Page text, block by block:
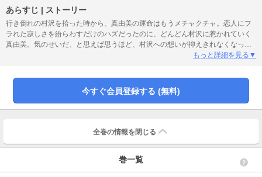
あらすじ | ストーリー
行き倒れの村沢を拾った時から、真由美の運命はもうメチャクチャ。恋人にフ
ラれた寂しさを紛らわすだけのハズだったのに、どんどん村沢に惹かれていく
真由美。気のせいだ、と思えば思うほど、村沢への想いが抑えきれなくなって
もっと詳細を見る▼
今すぐ会員登録する (無料)
全巻の情報を 閉じる
巻一覧